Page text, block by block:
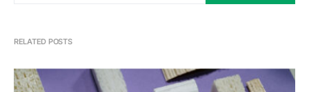
RELATED POSTS